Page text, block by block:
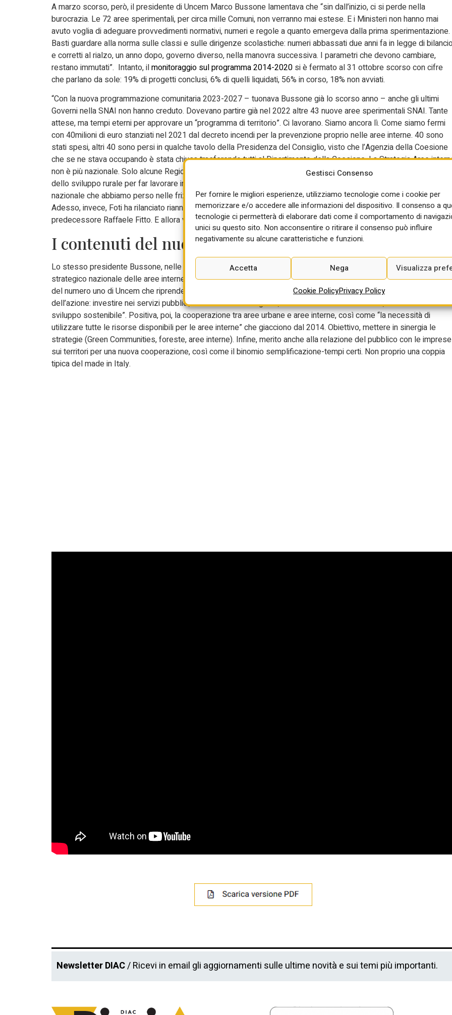
Gestisci Consenso
Per fornire le migliori esperienze, utilizziamo tecnologie come i cookie per
memorizzare e/o accedere alle informazioni del dispositivo. Il consenso a
tecnologie ci permetterà di elaborare dati come il comportamento di
unici su questo sito. Non acconsentire o ritirare il consenso può influire
negativamente su alcune caratteristiche e funzioni.
Accetta Nega Visualizza
Cookie PolicyPrivacy Policy
A marzo scorso, però, il presidente di Uncem Marco Bussone lamentava che “sin dall’inizio, ci si perde nella
burocrazia. Le 72 aree sperimentali, per circa mille Comuni, non verranno mai estese. E i Ministeri non hanno mai
avuto voglia di adeguare provvedimenti normativi, numeri e regole a quanto emergeva dalla prima sperimentazione.
Basti guardare alla norma sulle classi e sulle dirigenze scolastiche: numeri abbassati due anni fa in legge di
e corretti al rialzo, un anno dopo, governo diverso, nella manovra successiva. I parametri che devono cambiare,
restano immutati”. Intanto, ilmonitoraggio sul programma 2014-2020 si è fermato al 31 ottobre scorso con cifre
che parlano da sole: 19% di progetti conclusi, 6% di quelli liquidati, 56% in corso, 18% non avviati.
“Con la nuova programmazione comunitaria 2023-2027 – tuonava Bussone già lo scorso anno – anche gli ultimi
Governi nella SNAI non hanno creduto. Dovevano partire già nel 2022 altre 43 nuove aree sperimentali SNAI. Tante
attese, ma tempi eterni per approvare un “programma di territorio”. Ci lavorano. Siamo ancora lì. Come siamo fermi
con 40milioni di euro stanziati nel 2021 dal decreto incendi per la prevenzione proprio nelle aree interne. 40 sono
stati spesi, altri 40 sono persi in qualche tavolo della Presidenza del Consiglio, visto che l’Agenzia della Coesione
che se ne stava occupando è stata chiusa trasferendo tutti al Dipartimento della Coesione. La Strategia Aree
non è più nazionale. Solo alcune Regioni (brave!, in primis Lombardia) si sono dotate di risorse dei loro Por Fesr e
dello sviluppo rurale per far lavorare insieme Comuni in nuove aree. Di fatto una regionalizzazione di una strategia
nazionale che abbiamo perso nelle frizioni istituzionali, nella non continuità amministrativa, nei litigi tra livelli”.
Adesso, invece, Foti ha rilanciato riannodando il filo dando seguito a quanto promesso già nel 2024 dal suo
predecessore Raffaele Fitto. E allora vedremo nei giorni a venire.
I contenuti del nuovo Piano
Lo stesso presidente Bussone, nelle osservazioni inviate a Foti il 27 gennaio scorso dopo la condivisione del
strategico nazionale delle aree interne, ha espresso parole di ottimismo istituzionale. Bene – si legge nella lettera
del numero uno di Uncem che riprende e analizza i punti del Psnai – l’approccio integrato “con i quattro punti chiave
dell’azione: investire nei servizi pubblici, colmare il divario digitale, sostenere le economie locali, rafforzare lo
sviluppo sostenibile”. Positiva, poi, la cooperazione tra aree urbane e aree interne, così come “la necessità di
utilizzare tutte le risorse disponibili per le aree interne” che giacciono dal 2014. Obiettivo, mettere in sinergia le
strategie (Green Communities, foreste, aree interne). Infine, merito anche alla relazione del pubblico con le imprese
sui territori per una nuova cooperazione, così come il binomio semplificazione-tempi certi. Non proprio una coppia
tipica del made in Italy.
Newsletter DIAC/ Ricevi in email gli aggiornamenti sulle ultime novità e sui temi più importanti.